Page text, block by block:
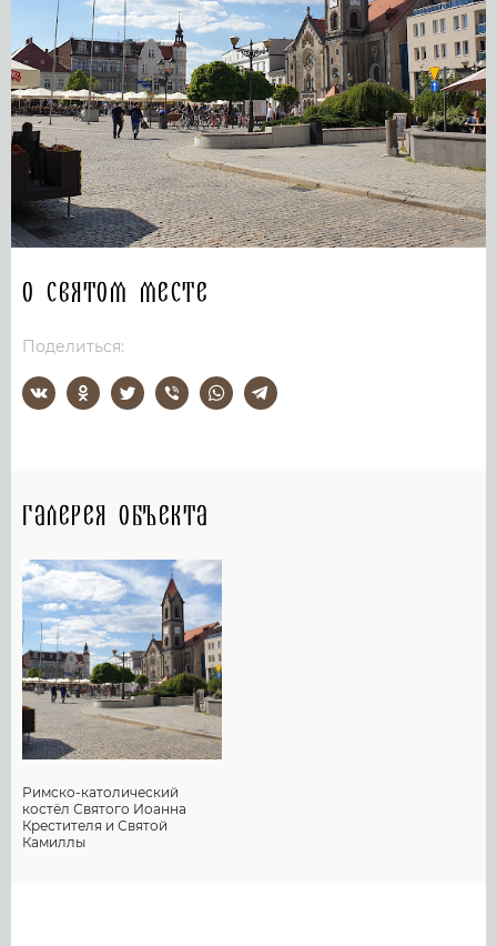
О святом месте
Поделиться:
Галерея объекта
Римско-католический
костёл Святого Иоанна
Крестителя и Святой
Камиллы